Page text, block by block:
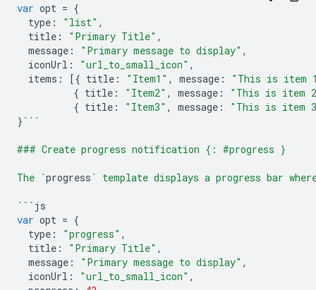
var opt = {
type : "list" ,
title : "Primary Title" ,
message : "Primary message to display" ,
iconUrl : "url_to_small_icon" ,
items : [{ title : "Item1" , message :
"This is item
{ title : "Item2" , message :
"This is item
{ title : "Item3" , message :
"This is item
} ```
### Create progress notification {: #progress }
The `progress ` template displays a progress bar
``` js
var opt = {
type : "progress" ,
title : "Primary Title" ,
message : "Primary message to display" ,
iconUrl : "url_to_small_icon" ,